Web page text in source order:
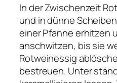
In der Zwischenzeit
und in dünne
einer Pfanne erhitzen
anschwitzen, bis sie
Rotweinessig
bestreuen. Unter